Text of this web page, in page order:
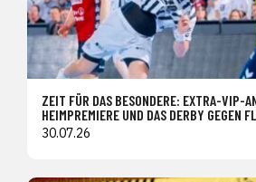
ZEIT FÜR DAS BESONDERE: EXTRA-VIP-
HEIMPREMIERE UND DAS DERBY GEGEN
30.07.26